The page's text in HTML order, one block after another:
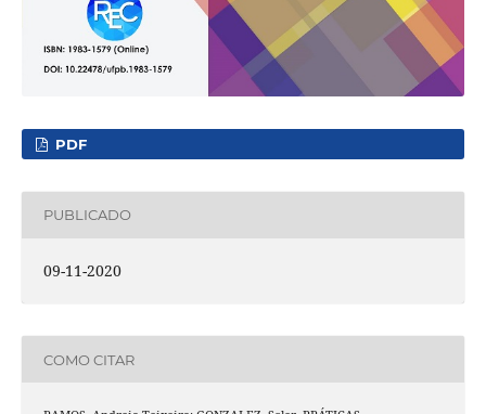
PDF
PUBLICADO
09-11-2020
COMO CITAR